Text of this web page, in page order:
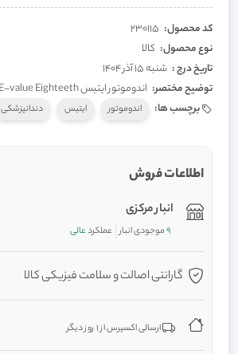
کد محصول: 230115
نوع محصول: کالا
تاریخ درج : شنبه 15 آذر 1404
توضیح مختصر: اندوموتور ایتیس E-value Eighteeth
برچسب ها:
اندوموتور ایتیس دندانپزشکی
اطلاعات فروش
انبار مرکزی
9موجودی انبار عملکردعالی
گارانتی اصالت و سلامت فیزیکی کالا
ارسالی اکسپرس از 1 روز دیگر